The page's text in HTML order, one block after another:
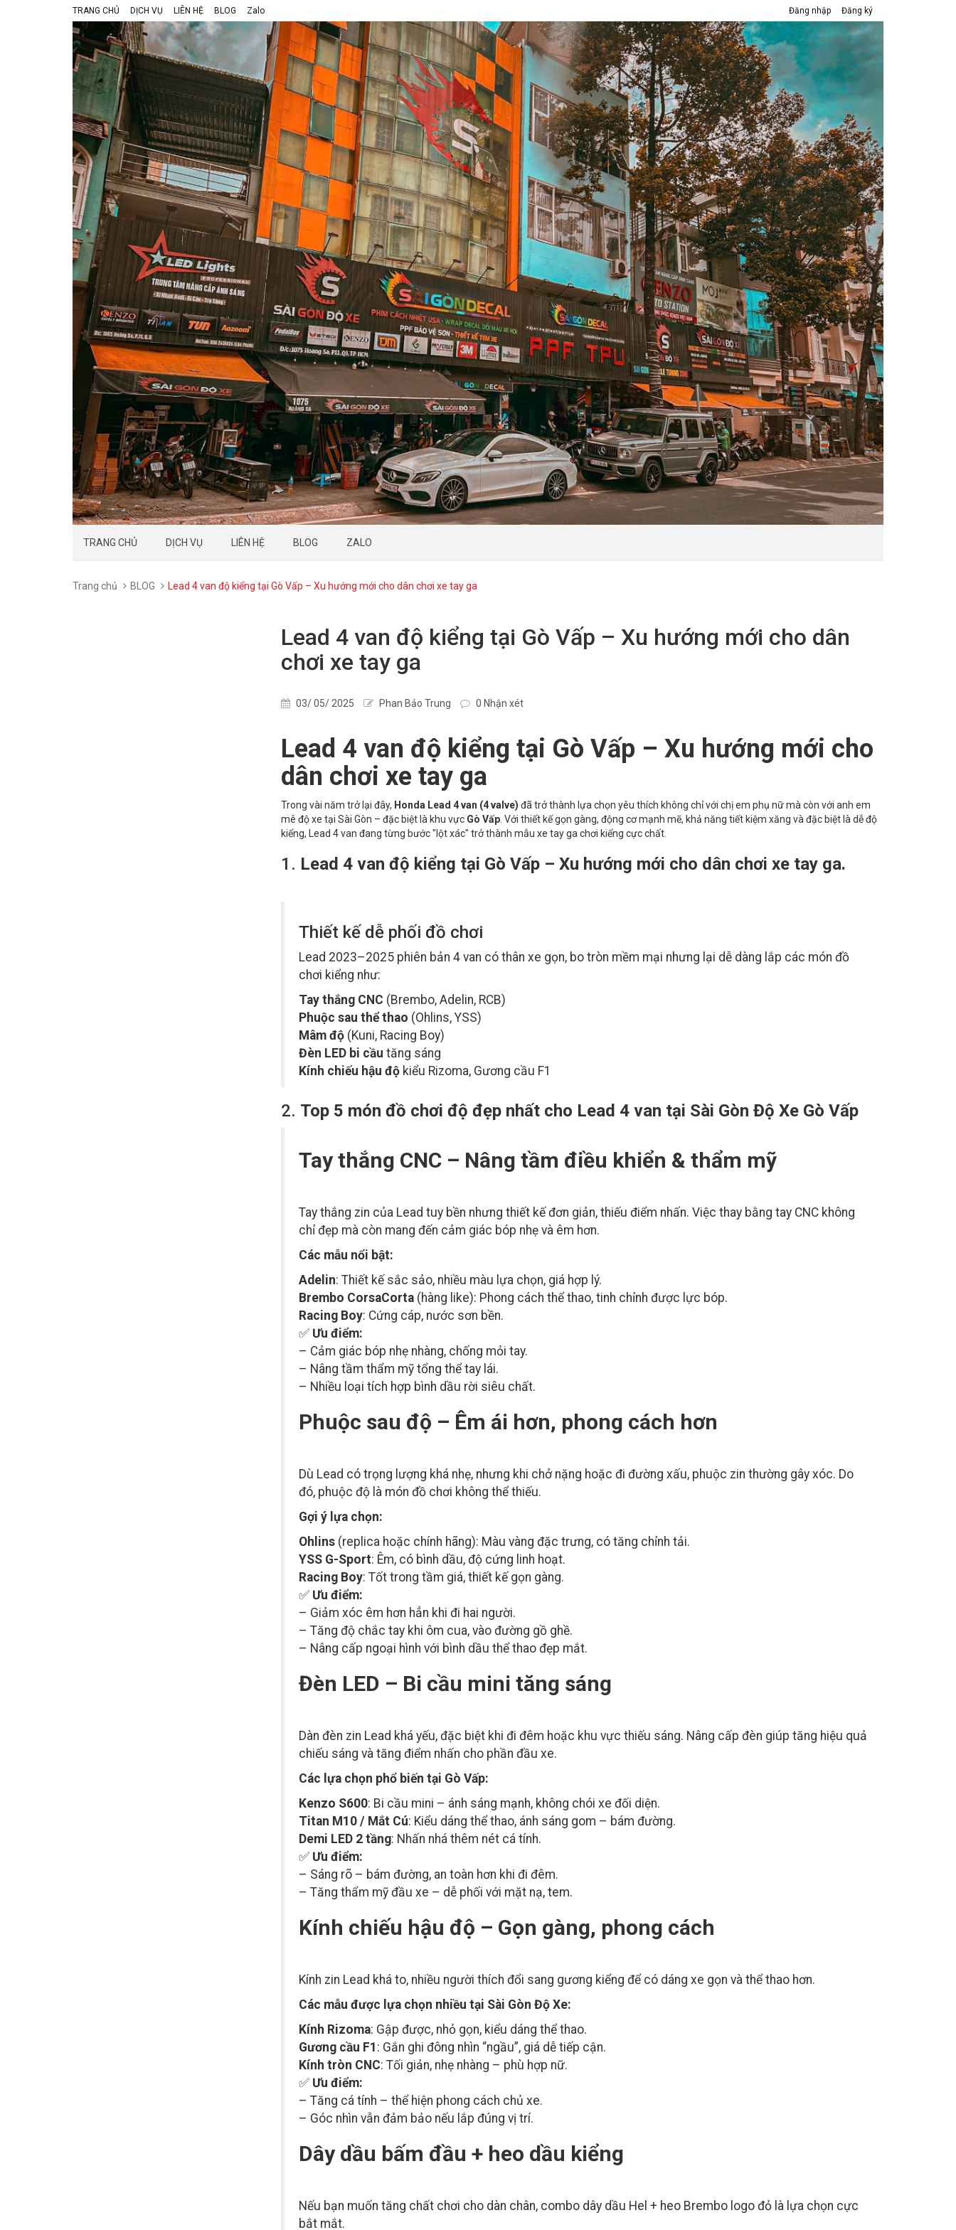
TRANG CHỦ DỊCH VỤ LIÊN HỆ BLOG Zalo Đăng nhập Đăng ký
TRANG CHỦ DỊCH VỤ LIÊN HỆ BLOG ZALO
Trang chủ BLOG Lead 4 van độ kiểng tại Gò Vấp – Xu hướng mới cho dân chơi xe tay ga
Lead 4 van độ kiểng tại Gò Vấp – Xu hướng mới cho dân
chơi xe tay ga
03/ 05/ 2025 Phan Bảo Trung 0 Nhận xét
Lead 4 van độ kiểng tại Gò Vấp – Xu hướng mới cho
dân chơi xe tay ga
Trong vài năm trở lại đây, Honda Lead 4 van (4 valve) đã trở thành lựa chọn yêu thích không chỉ với chị em phụ nữ mà còn với anh em
mê độ xe tại Sài Gòn – đặc biệt là khu vực Gò Vấp. Với thiết kế gọn gàng, động cơ mạnh mẽ, khả năng tiết kiệm xăng và đặc biệt là dễ độ
kiểng, Lead 4 van đang từng bước "lột xác" trở thành mẫu xe tay ga chơi kiểng cực chất.
1. Lead 4 van độ kiểng tại Gò Vấp – Xu hướng mới cho dân chơi xe tay ga.
Thiết kế dễ phối đồ chơi
Lead 2023–2025 phiên bản 4 van có thân xe gọn, bo tròn mềm mại nhưng lại dễ dàng lắp các món đồ
chơi kiểng như:
Tay thắng CNC (Brembo, Adelin, RCB)
Phuộc sau thể thao (Ohlins, YSS)
Mâm độ(Kuni, Racing Boy)
Đèn LED bi cầu tăng sáng
Kính chiếu hậu độkiểu Rizoma, Gương cầu F1
2. Top 5 món đồ chơi độ đẹp nhất cho Lead 4 van tại Sài Gòn Độ Xe Gò Vấp
Tay thắng CNC – Nâng tầm điều khiển & thẩm mỹ
Tay thắng zin của Lead tuy bền nhưng thiết kế đơn giản, thiếu điểm nhấn. Việc thay bằng tay CNC không
chỉ đẹp mà còn mang đến cảm giác bóp nhẹ và êm hơn.
Các mẫu nổi bật:
Adelin: Thiết kế sắc sảo, nhiều màu lựa chọn, giá hợp lý.
Brembo CorsaCorta(hàng like): Phong cách thể thao, tinh chỉnh được lực bóp.
Racing Boy: Cứng cáp, nước sơn bền.
✅ Ưu điểm:
– Cảm giác bóp nhẹ nhàng, chống mỏi tay.
– Nâng tầm thẩm mỹ tổng thể tay lái.
– Nhiều loại tích hợp bình dầu rời siêu chất.
Phuộc sau độ – Êm ái hơn, phong cách hơn
Dù Lead có trọng lượng khá nhẹ, nhưng khi chở nặng hoặc đi đường xấu, phuộc zin thường gây xóc. Do
đó, phuộc độ là món đồ chơi không thể thiếu.
Gợi ý lựa chọn:
Ohlins(replica hoặc chính hãng): Màu vàng đặc trưng, có tăng chỉnh tải.
YSS G-Sport: Êm, có bình dầu, độ cứng linh hoạt.
Racing Boy: Tốt trong tầm giá, thiết kế gọn gàng.
✅ Ưu điểm:
– Giảm xóc êm hơn hẳn khi đi hai người.
– Tăng độ chắc tay khi ôm cua, vào đường gồ ghề.
– Nâng cấp ngoại hình với bình dầu thể thao đẹp mắt.
Đèn LED – Bi cầu mini tăng sáng
Dàn đèn zin Lead khá yếu, đặc biệt khi đi đêm hoặc khu vực thiếu sáng. Nâng cấp đèn giúp tăng hiệu quả
chiếu sáng và tăng điểm nhấn cho phần đầu xe.
Các lựa chọn phổ biến tại Gò Vấp:
Kenzo S600: Bi cầu mini – ánh sáng mạnh, không chói xe đối diện.
Titan M10 / Mắt Cú: Kiểu dáng thể thao, ánh sáng gom – bám đường.
Demi LED 2 tầng: Nhấn nhá thêm nét cá tính.
✅ Ưu điểm:
– Sáng rõ – bám đường, an toàn hơn khi đi đêm.
– Tăng thẩm mỹ đầu xe – dễ phối với mặt nạ, tem.
Kính chiếu hậu độ – Gọn gàng, phong cách
Kính zin Lead khá to, nhiều người thích đổi sang gương kiểng để có dáng xe gọn và thể thao hơn.
Các mẫu được lựa chọn nhiều tại Sài Gòn Độ Xe:
Kính Rizoma: Gập được, nhỏ gọn, kiểu dáng thể thao.
Gương cầu F1 : Gắn ghi đông nhìn “ngầu”, giá dễ tiếp cận.
Kính tròn CNC: Tối giản, nhẹ nhàng – phù hợp nữ.
✅ Ưu điểm:
– Tăng cá tính – thể hiện phong cách chủ xe.
– Góc nhìn vẫn đảm bảo nếu lắp đúng vị trí.
Dây dầu bấm đầu + heo dầu kiểng
Nếu bạn muốn tăng chất chơi cho dàn chân, combo dây dầu Hel + heo Brembo logo đỏ là lựa chọn cực
bắt mắt.